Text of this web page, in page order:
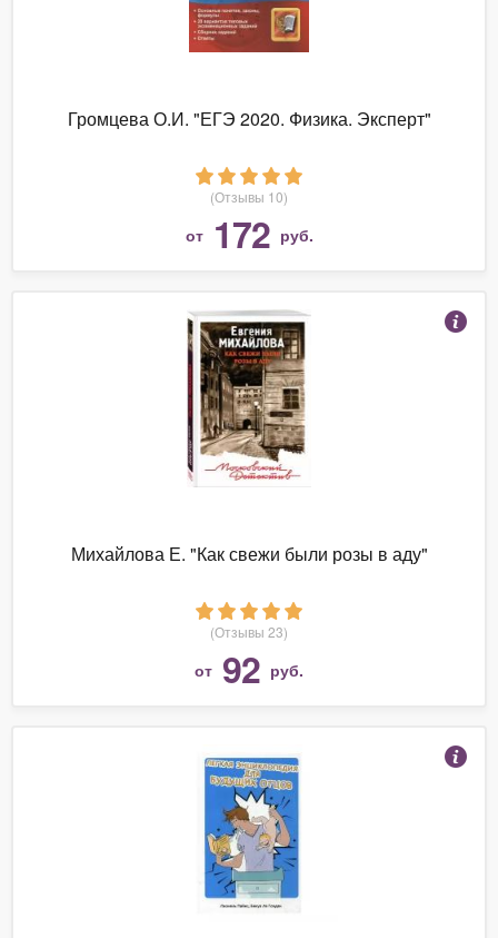
Громцева О.И. "ЕГЭ 2020. Физика. Эксперт"
(Отзывы 10)
от 172 руб.
Михайлова Е. "Как свежи были розы в аду"
(Отзывы 23)
от 92 руб.